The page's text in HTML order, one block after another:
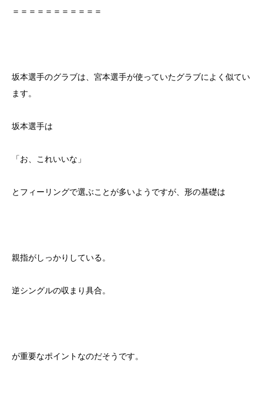
＝＝＝＝＝＝＝＝＝＝＝
坂本選手のグラブは、宮本選手が使っていたグラブによく似てい
ます。
坂本選手は
「お、これいいな」
とフィーリングで選ぶことが多いようですが、形の基礎は
親指がしっかりしている。
逆シングルの収まり具合。
が重要なポイントなのだそうです。